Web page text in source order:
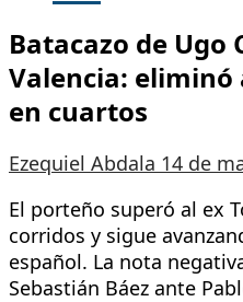
Batacazo de Ugo
Valencia:
en cuartos
Ezequiel Abdala 14 de
El porteño superó al ex
corridos y sigue
español. La nota
Sebastián Báez ante